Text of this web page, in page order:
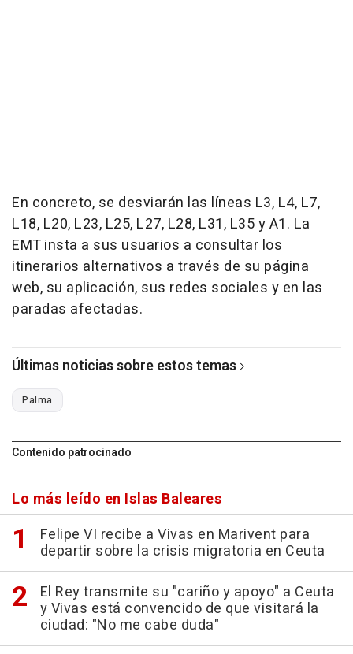
En concreto, se desviarán las líneas L3, L4, L7,
L18, L20, L23, L25, L27, L28, L31, L35 y A1. La
EMT insta a sus usuarios a consultar los
itinerarios alternativos a través de su página
web, su aplicación, sus redes sociales y en las
paradas afectadas.
Últimas noticias sobre estos temas
Palma
Contenido patrocinado
Lo más leído en Islas Baleares
Felipe VI recibe a Vivas en Marivent para
departir sobre la crisis migratoria en Ceuta
El Rey transmite su "cariño y apoyo" a Ceuta
y Vivas está convencido de que visitará la
ciudad: "No me cabe duda"